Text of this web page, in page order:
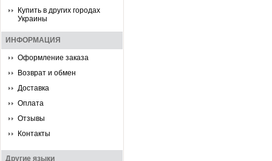
Купить в других городах
Украины
ИНФОРМАЦИЯ
Оформление заказа
Возврат и обмен
Доставка
Оплата
Отзывы
Контакты
Другие языки